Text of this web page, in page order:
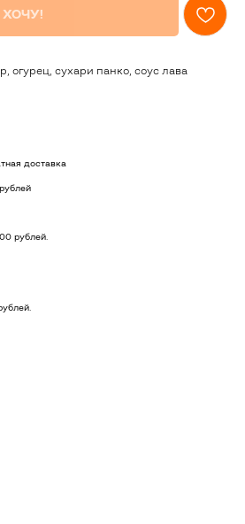
ХОЧУ!
огурец, сухари панко, соус лава
рублей.
доставка